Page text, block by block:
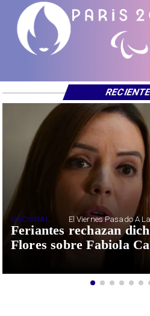
Feriantes rechazan
Flores sobre Fabiola
NACIONAL El Viernes Pasado A